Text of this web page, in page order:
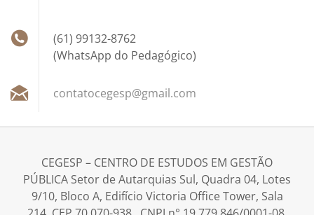
(61) 99132-8762
(WhatsApp do Pedagógico)
contatocegesp@gmail.com
CEGESP – CENTRO DE ESTUDOS EM GESTÃO
PÚBLICA Setor de Autarquias Sul, Quadra 04, Lotes
9/10, Bloco A, Edifício Victoria Office Tower, Sala